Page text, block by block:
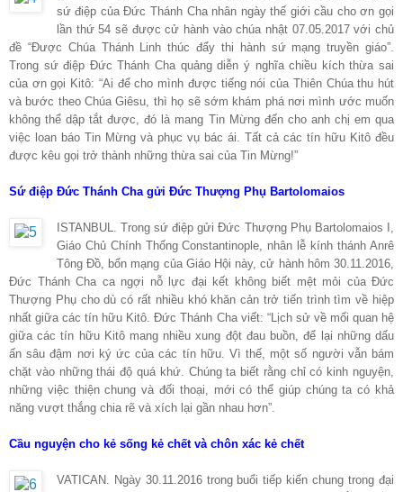
sứ điệp của Đức Thánh Cha nhân ngày thế giới cầu cho ơn gọi
lần thứ 54 sẽ được cử hành vào chúa nhật 07.05.2017 với chủ
đề “Được Chúa Thánh Linh thúc đẩy thi hành sứ mạng truyền giáo”.
Trong sứ điệp Đức Thánh Cha quảng diễn ý nghĩa chiều kích thừa sai
của ơn gọi Kitô: “Ai để cho mình được tiếng nói của Thiên Chúa thu hút
và bước theo Chúa Giêsu, thì họ sẽ sớm khám phá nơi mình ước muốn
không thể dập tắt được, đó là mang Tin Mừng đến cho anh chị em qua
việc loan báo Tin Mừng và phục vụ bác ái. Tất cả các tín hữu Kitô đều
được kêu gọi trở thành những thừa sai của Tin Mừng!”
Sứ điệp Đức Thánh Cha gửi Đức Thượng Phụ Bartolomaios
ISTANBUL. Trong sứ điệp gửi Đức Thượng Phụ Bartolomaios I,
Giáo Chủ Chính Thống Constantinople, nhân lễ kính thánh Anrê
Tông Đồ, bổn mạng của Giáo Hội này, cử hành hôm 30.11.2016,
Đức Thánh Cha ca ngợi nỗ lực đại kết không biết mệt mỏi của Đức
Thượng Phụ cho dù có rất nhiều khó khăn cản trở tiến trình tìm về hiệp
nhất giữa các tín hữu Kitô. Đức Thánh Cha viết: “Lịch sử về mối quan hệ
giữa các tín hữu Kitô mang nhiều xung đột đau buồn, để lại những dấu
ấn sâu đậm nơi ký ức của các tín hữu. Vì thế, một số người vẫn bám
chặt vào những thái độ quá khứ. Chúng ta biết rằng chỉ có kinh nguyện,
những việc thiện chung và đối thoại, mới có thể giúp chúng ta có khả
năng vượt thắng chia rẽ và xích lại gần nhau hơn”.
Cầu nguyện cho kẻ sống kẻ chết và chôn xác kẻ chết
VATICAN. Ngày 30.11.2016 trong buổi tiếp kiến chung trong đại